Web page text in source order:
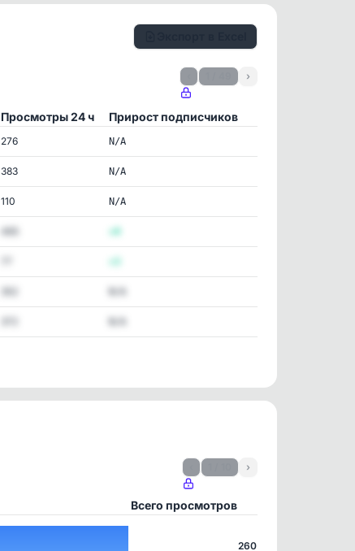
›
Просмотры 24 ч Прирост подписчиков
276 N/A
383 N/A
110 N/A
›
Всего просмотров
260